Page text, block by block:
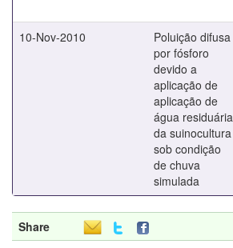
10-Nov-2010
Poluição difusa
por fósforo
devido a
aplicação de
aplicação de
água residuária
da suinocultura
sob condição
de chuva
simulada
Share